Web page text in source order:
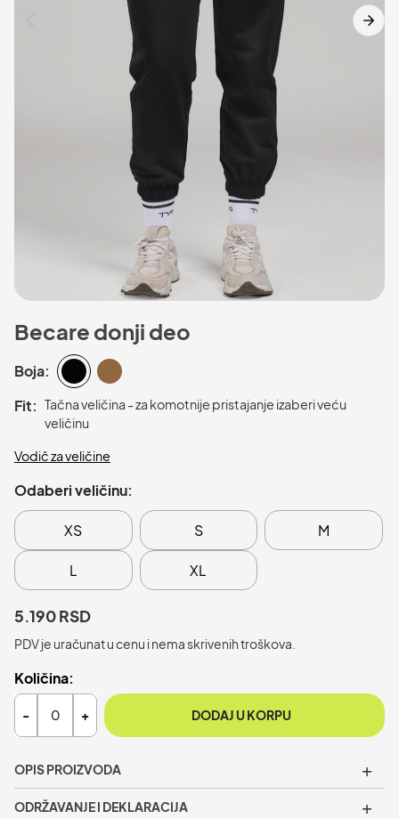
Becare donji deo
Boja:
Fit: Tačna veličina - za komotnije pristajanje izaberi veću
veličinu
Vodič za veličine
Odaberi veličinu:
XS S M
L XL
5.190 RSD
PDV je uračunat u cenu i nema skrivenih troškova.
Količina:
- + DODAJ U KORPU
OPIS PROIZVODA
udobnost i opušteno kretanje. Sa elastičnim pojasom,
+
ODRŽAVANJE I DEKLARACIJA
+